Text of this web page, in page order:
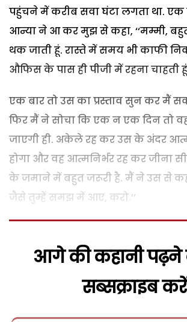
पहुंचने में करीब सवा घंटा लगता था.
आन्या ने आ कर मुझ से कहा, ‘‘मम्मी,
थक जाती हूं. रास्ते में समय भी काफी
औफिस के पास ही पीजी में रहना चाहती
एक बार तो उस का प्रस्ताव सुन कर मैं
फिर मैं ने सोचा कि एक न एक दिन तो
जाएगी ही. अकेले रह कर उस के अंदर
होगा और वह आत्मनिर्भर रह कर जीना
के जमाने में बहुत जरूरी है. मैं ने उस से
जैसे तुम्हें समझ में आए, करो.’’
आगे की कहानी
सब्सक्राइब करें